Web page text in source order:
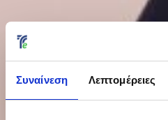
Συναίνεση Λεπτομέρειες